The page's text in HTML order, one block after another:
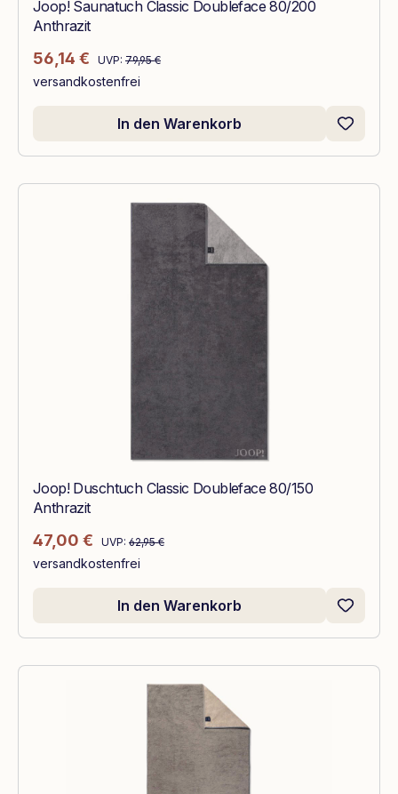
Joop! Saunatuch Classic Doubleface 80/200
Anthrazit
Verkaufspreis:
56,14 € Regulärer Preis:
UVP: 79,95 €
versandkostenfrei
In den Warenkorb
Joop! Duschtuch Classic Doubleface 80/150
Anthrazit
Verkaufspreis:
47,00 € Regulärer Preis:
UVP: 62,95 €
versandkostenfrei
In den Warenkorb